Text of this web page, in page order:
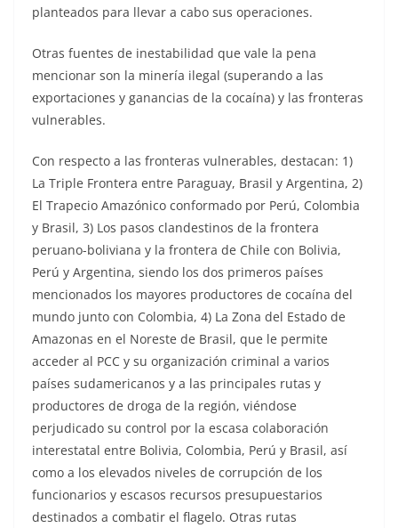
planteados para llevar a cabo sus operaciones.
Otras fuentes de inestabilidad que vale la pena
mencionar son la minería ilegal (superando a las
exportaciones y ganancias de la cocaína) y las fronteras
vulnerables.
Con respecto a las fronteras vulnerables, destacan: 1)
La Triple Frontera entre Paraguay, Brasil y Argentina, 2)
El Trapecio Amazónico conformado por Perú, Colombia
y Brasil, 3) Los pasos clandestinos de la frontera
peruano-boliviana y la frontera de Chile con Bolivia,
Perú y Argentina, siendo los dos primeros países
mencionados los mayores productores de cocaína del
mundo junto con Colombia, 4) La Zona del Estado de
Amazonas en el Noreste de Brasil, que le permite
acceder al PCC y su organización criminal a varios
países sudamericanos y a las principales rutas y
productores de droga de la región, viéndose
perjudicado su control por la escasa colaboración
interestatal entre Bolivia, Colombia, Perú y Brasil, así
como a los elevados niveles de corrupción de los
funcionarios y escasos recursos presupuestarios
destinados a combatir el flagelo. Otras rutas